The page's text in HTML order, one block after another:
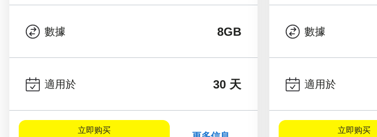
數據 8GB
適用於 30 天
立即购买
數據
適用於
立即购买